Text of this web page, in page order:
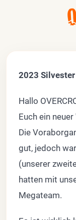
2023
Hallo
Euch ein
Die
gut, jedoch
(unserer
hatten mit
Megateam.